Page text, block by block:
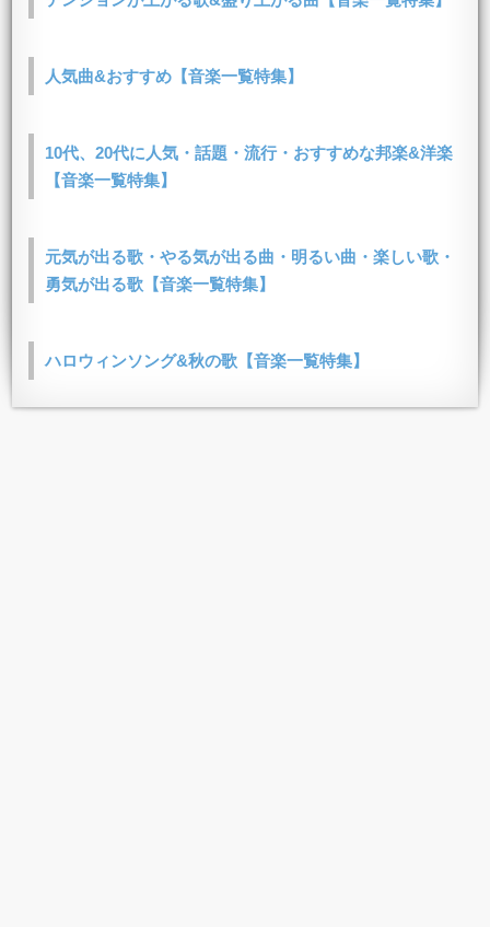
人気曲&おすすめ【音楽一覧特集】
10代、20代に人気・話題・流行・おすすめな邦楽&洋楽
【音楽一覧特集】
元気が出る歌・やる気が出る曲・明るい曲・楽しい歌・
勇気が出る歌【音楽一覧特集】
ハロウィンソング&秋の歌【音楽一覧特集】